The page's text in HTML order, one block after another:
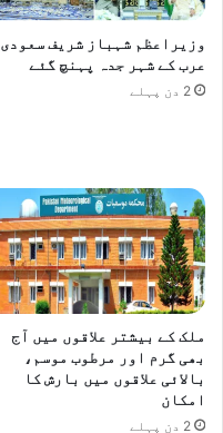
وزیراعظم شہباز شریف سعودی
عرب کے شہر جدہ پہنچ گئے
2 دن پہلے
ملک کے بیشتر علاقوں میں آج
بھی گرم اور مرطوب موسم،
بالائی علاقوں میں بارش کا
امکان
2 دن پہلے